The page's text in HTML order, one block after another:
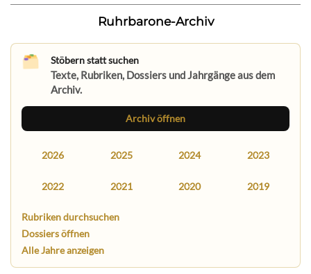
Ruhrbarone-Archiv
Stöbern statt suchen
Texte, Rubriken, Dossiers und Jahrgänge aus dem
Archiv.
Archiv öffnen
2026 2025 2024 2023
2022 2021 2020 2019
Rubriken durchsuchen
Dossiers öffnen
Alle Jahre anzeigen